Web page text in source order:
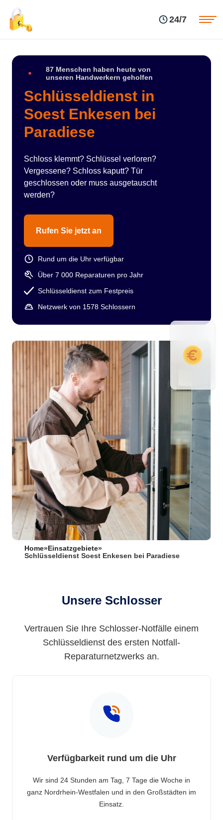
24/7
87 Menschen haben heute von
unseren Handwerkern geholfen
Schlüsseldienst in
Soest Enkesen bei
Paradiese
Schloss klemmt? Schlüssel verloren?
Vergessene? Schloss kaputt? Tür
geschlossen oder muss ausgetauscht
werden?
Rufen Sie jetzt an
Rund um die Uhr verfügbar
Über 7 000 Reparaturen pro Jahr
Schlüsseldienst zum Festpreis
Netzwerk von 1578 Schlossern
Home» Einsatzgebiete»
Schlüsseldienst Soest Enkesen bei Paradiese
Unsere Schlosser
Vertrauen Sie Ihre Schlosser-Notfälle einem
Schlüsseldienst des ersten Notfall-
Reparaturnetzwerks an.
Verfügbarkeit rund um die Uhr
Wir sind 24 Stunden am Tag, 7 Tage die Woche in
ganz Nordrhein-Westfalen und in den Großstädten im
Einsatz.